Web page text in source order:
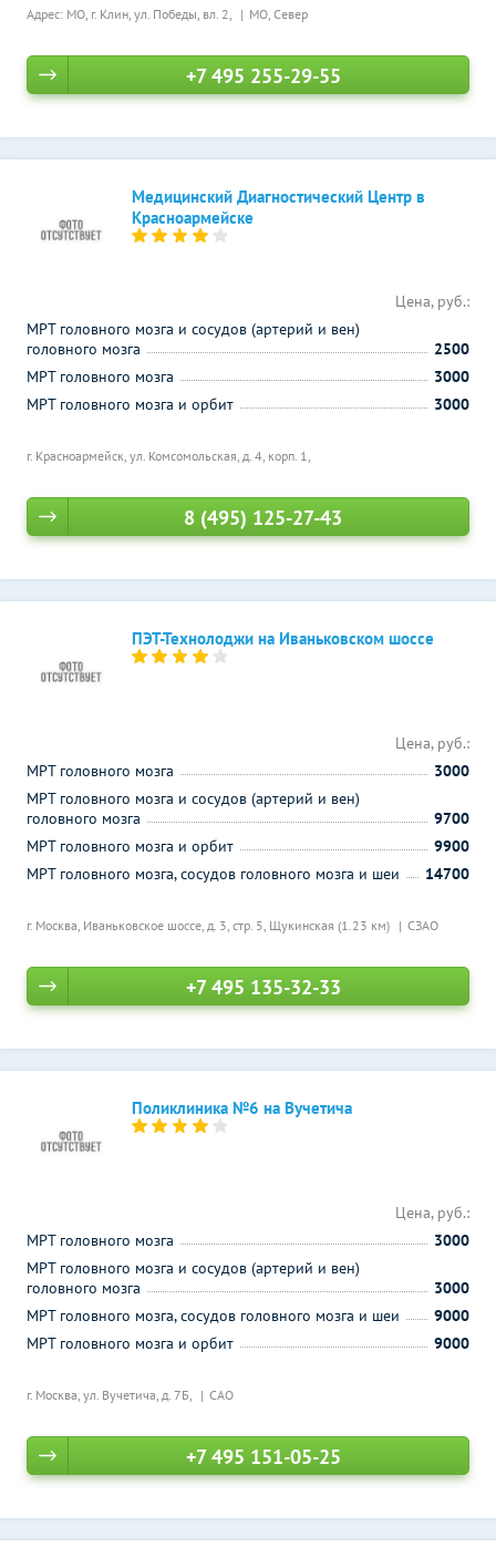
Адрес: МО, г. Клин, ул. Победы, вл. 2, МО, Север
+7 495 255-29-55
Медицинский Диагностический Центр в
Красноармейске
г. Красноармейск, ул. Комсомольская, д. 4, корп. 1,
Цена, руб.:
МРТ головного мозга и сосудов (артерий и вен)
головного мозга
2500
МРТ головного мозга
3000
МРТ головного мозга и орбит
3000
8 (495) 125-27-43
ПЭТ-Технолоджи на Иваньковском шоссе
г. Москва, Иваньковское шоссе, д. 3, стр. 5, Щукинская (1.23 км) СЗАО
Цена, руб.:
МРТ головного мозга
3000
МРТ головного мозга и сосудов (артерий и вен)
головного мозга
9700
МРТ головного мозга и орбит
9900
МРТ головного мозга, сосудов головного мозга и шеи
14700
+7 495 135-32-33
Поликлиника №6 на Вучетича
г. Москва, ул. Вучетича, д. 7Б, САО
Цена, руб.:
МРТ головного мозга
3000
МРТ головного мозга и сосудов (артерий и вен)
головного мозга
3000
МРТ головного мозга, сосудов головного мозга и шеи
9000
МРТ головного мозга и орбит
9000
+7 495 151-05-25